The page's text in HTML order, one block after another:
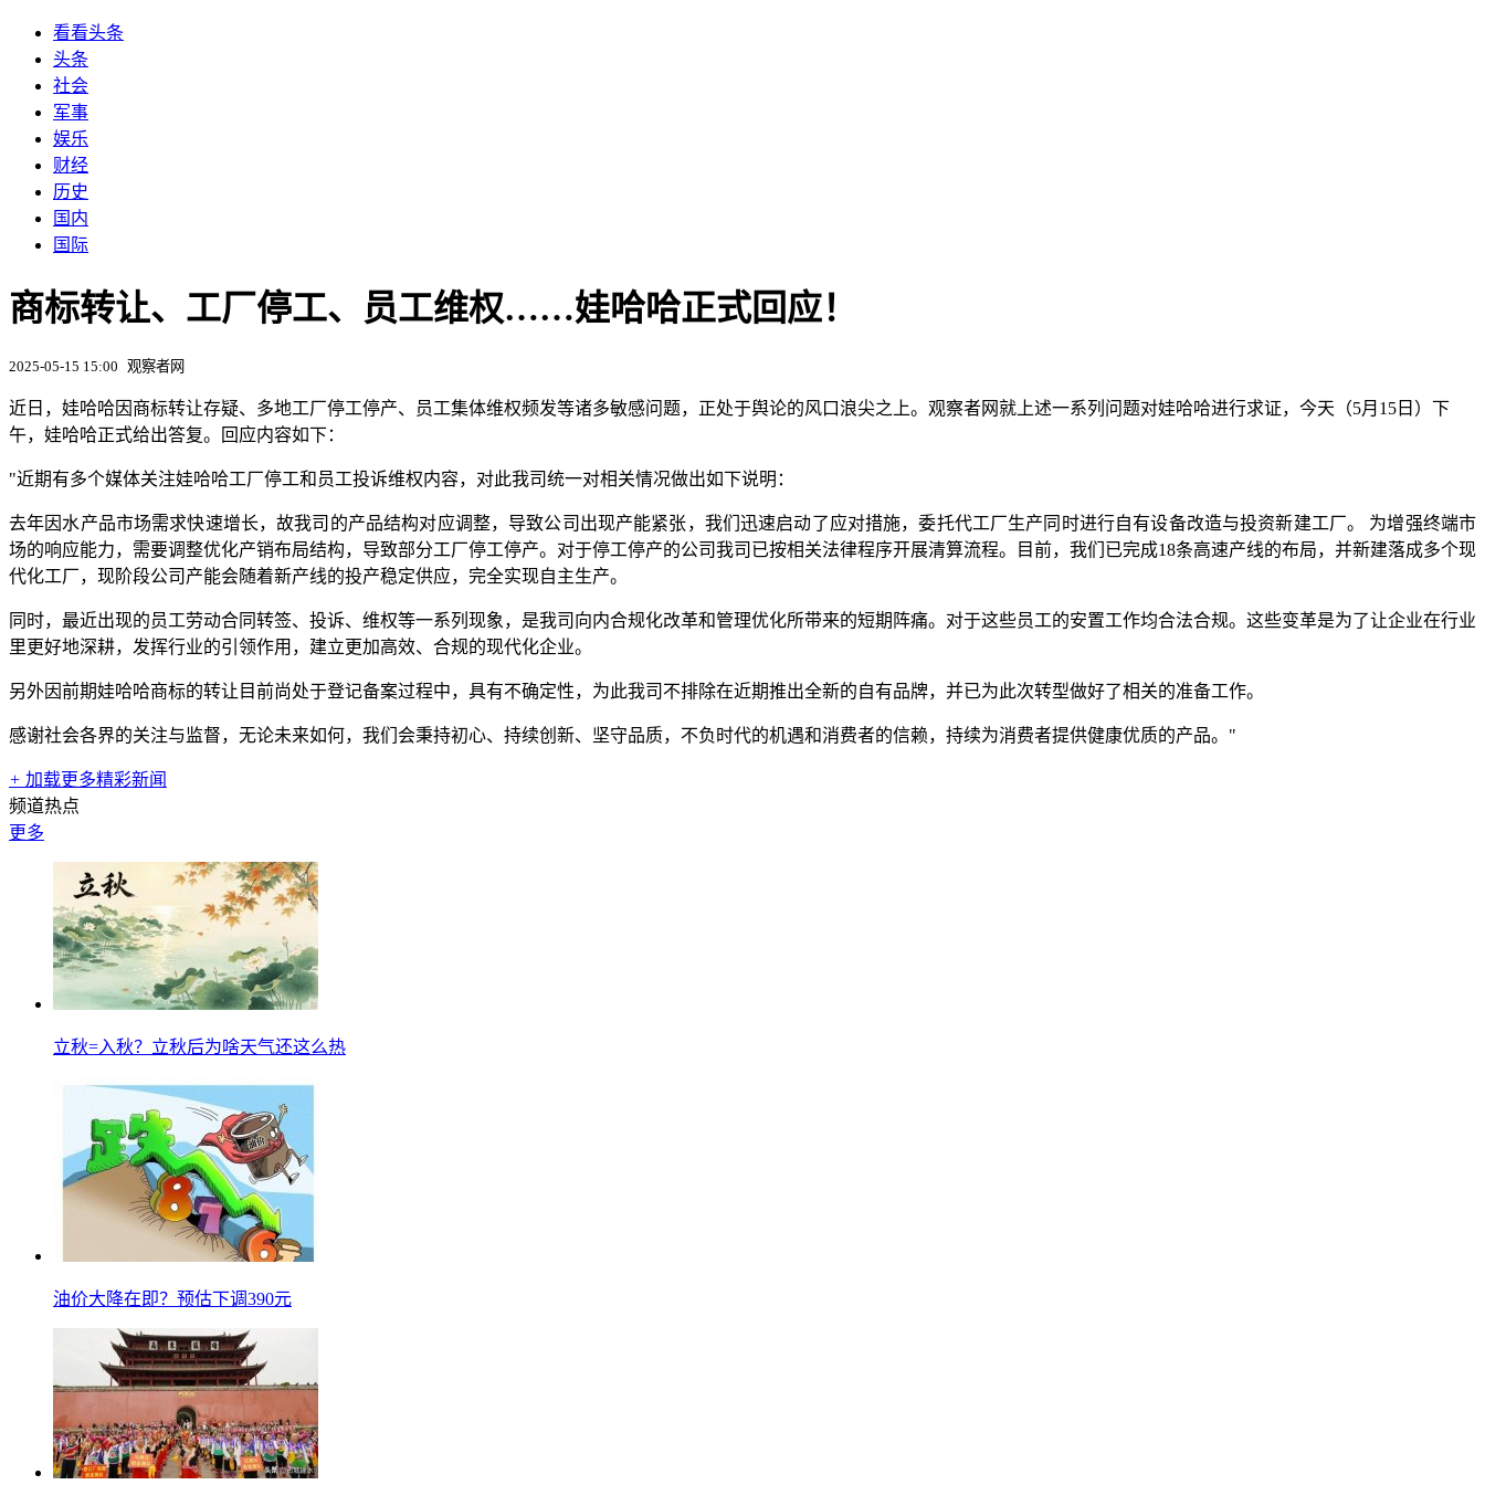
看看头条
头条
社会
军事
娱乐
财经
历史
国内
国际
商标转让、工厂停工、员工维权……娃哈哈正式回应！
2025-05-15 15:00 观察者网
近日，娃哈哈因商标转让存疑、多地工厂停工停产、员工集体维权频发等诸多敏感问题，正处于舆论的风口浪尖之上。观察者网就上述一系列问题对娃哈哈进行求证，今天（5月15日）下
午，娃哈哈正式给出答复。回应内容如下：
"近期有多个媒体关注娃哈哈工厂停工和员工投诉维权内容，对此我司统一对相关情况做出如下说明：
去年因水产品市场需求快速增长，故我司的产品结构对应调整，导致公司出现产能紧张，我们迅速启动了应对措施，委托代工厂生产同时进行自有设备改造与投资新建工厂。 为增强终端市
场的响应能力，需要调整优化产销布局结构，导致部分工厂停工停产。对于停工停产的公司我司已按相关法律程序开展清算流程。目前，我们已完成18条高速产线的布局，并新建落成多个现
代化工厂，现阶段公司产能会随着新产线的投产稳定供应，完全实现自主生产。
同时，最近出现的员工劳动合同转签、投诉、维权等一系列现象，是我司向内合规化改革和管理优化所带来的短期阵痛。对于这些员工的安置工作均合法合规。这些变革是为了让企业在行业
里更好地深耕，发挥行业的引领作用，建立更加高效、合规的现代化企业。
另外因前期娃哈哈商标的转让目前尚处于登记备案过程中，具有不确定性，为此我司不排除在近期推出全新的自有品牌，并已为此次转型做好了相关的准备工作。
感谢社会各界的关注与监督，无论未来如何，我们会秉持初心、持续创新、坚守品质，不负时代的机遇和消费者的信赖，持续为消费者提供健康优质的产品。"
+ 加载更多精彩新闻
频道热点
更多
立秋=入秋？立秋后为啥天气还这么热
油价大降在即？预估下调390元